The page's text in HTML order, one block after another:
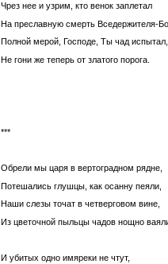
Чрез нее и узрим, кто венок заплетал
На преславную смерть Вседержителя-
Полной мерой, Господе, Ты чад испытал,
Не гони же теперь от златого порога.
***
Обрели мы царя в вертоградном рядне,
Потешались глушцы, как осанну пеяли,
Наши слезы точат в четверговом вине,
Из цветочной пыльцы чадов нощно
И убитых одно имяреки не чтут,